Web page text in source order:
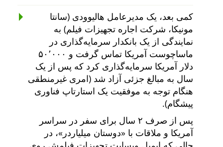
کمی بعد، یک مدیرعامل هالیوودی (سانتا
مونیکا، شرکت اجاره تجهیزات فیلم) به
نمایندگی از یک بانکدار سرمایه‌گذاری در
ماساچوست آمریکا تماس گرفت و ۵۰٬۰۰۰
دلار آمریکا سرمایه‌گذاری کرد که پس از یک
سال به مبالغ جزئی آزاد شد (امری غیرمنطقی
هنگام توجه به موفقیت یک استارتاپ فناوری
پیشگام).
پس از صرف ۲ سال برای سفر در سراسر
آمریکا و ملاقات با
دوستان میلیاردر
، در